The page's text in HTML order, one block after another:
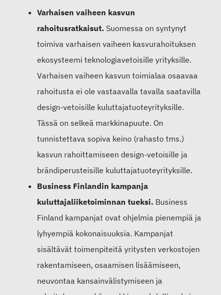
Varhaisen vaiheen kasvun
rahoitusratkaisut. Suomessa on syntynyt
toimiva varhaisen vaiheen kasvurahoituksen
ekosysteemi teknologiavetoisille yrityksille.
Varhaisen vaiheen kasvun toimialaa osaavaa
rahoitusta ei ole vastaavalla tavalla saatavilla
design-vetoisille kuluttajatuoteyrityksille.
Tässä on selkeä markkinapuute. On
tunnistettava sopiva keino (rahasto tms.)
kasvun rahoittamiseen design-vetoisille ja
brändiperusteisille kuluttajatuoteyrityksille.
Business Finlandin kampanja
kuluttajaliiketoiminnan tueksi. Business
Finland kampanjat ovat ohjelmia pienempiä ja
lyhyempiä kokonaisuuksia. Kampanjat
sisältävät toimenpiteitä yritysten verkostojen
rakentamiseen, osaamisen lisäämiseen,
neuvontaa kansainvälistymiseen ja